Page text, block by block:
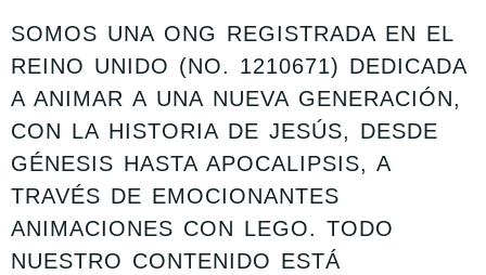
SOMOS UNA ONG REGISTRADA EN EL
REINO UNIDO (NO. 1210671) DEDICADA
A ANIMAR A UNA NUEVA GENERACIÓN,
CON LA HISTORIA DE JESÚS, DESDE
GÉNESIS HASTA APOCALIPSIS, A
TRAVÉS DE EMOCIONANTES
ANIMACIONES CON LEGO. TODO
NUESTRO CONTENIDO ESTÁ